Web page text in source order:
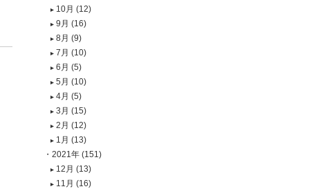
10月 (12)
9月 (16)
8月 (9)
7月 (10)
6月 (5)
5月 (10)
4月 (5)
3月 (15)
2月 (12)
1月 (13)
2021年 (151)
12月 (13)
11月 (16)